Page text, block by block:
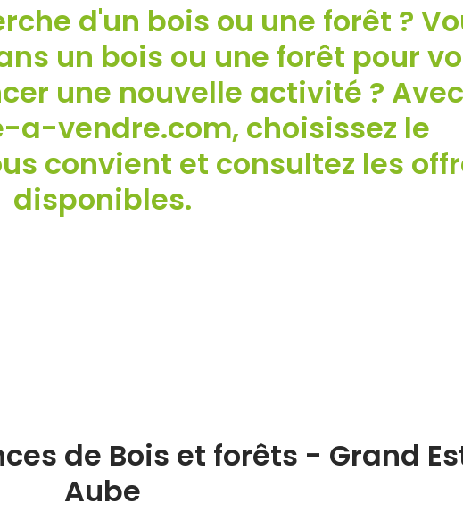
d'un bois ou une forêt ?
un bois ou une forêt pour
une nouvelle activité ?
a-vendre.com, choisissez le
convient et consultez les
disponibles.
de Bois et forêts - Grand
Aube